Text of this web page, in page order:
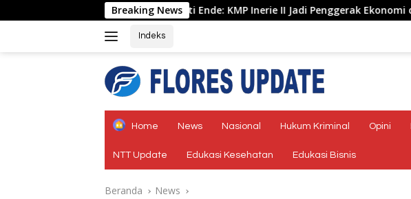
ke
Breaking News
Bupati Ende: KMP Inerie II Jadi Penggerak Ekonomi dan Pariwisata Daerah
Indeks
Home News Nasional Hukum Kriminal Opini
NTT Update Edukasi Kesehatan Edukasi Bisnis
Beranda News